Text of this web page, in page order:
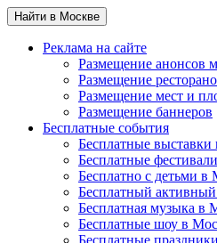
Найти в Москве
Реклама на сайте
Размещение анонсов
Размещение
Размещение мест и
Размещение баннеров
Бесплатные события
Бесплатные
Бесплатные
Бесплатно с детьми в
Бесплатный
Бесплатная музыка в
Бесплатные шоу в
Бесплатные